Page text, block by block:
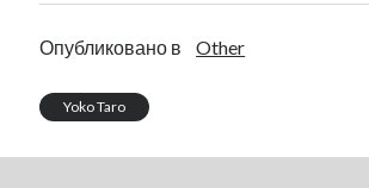
Опубликовано в Other
Yoko Taro